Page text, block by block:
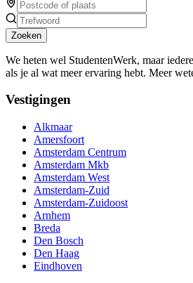
Zoeken
We heten wel StudentenWerk, maar
als je al wat meer ervaring hebt. Meer
Vestigingen
Alkmaar
Amersfoort
Amsterdam Centrum
Amsterdam Mkb
Amsterdam West
Amsterdam-Zuid
Amsterdam-Zuidoost
Arnhem
Breda
Den Bosch
Den Haag
Eindhoven